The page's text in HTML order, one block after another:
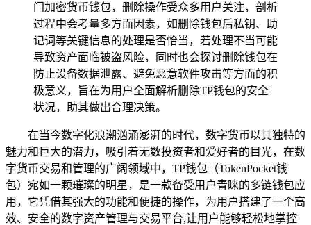
门加密货币钱包，删除操作受众多用户关注，剖析
过程中会考量多方面因素，如删除钱包后私钥、助
记词等关键信息的处理是否恰当，若处理不当可能
导致资产面临被盗风险，同时也会探讨删除钱包在
防止设备数据泄露、避免恶意软件攻击等方面的积
极意义，旨在为用户全面解析删除TP钱包的安全
状况，助其做出合理决策。
在当今数字化浪潮汹涌澎湃的时代，数字货币以其独特的
魅力和巨大的潜力，吸引着无数投资者和爱好者的目光，在数
字货币交易和管理的广阔领域中，TP钱包（TokenPocket钱
包）宛如一颗璀璨的明星，是一款备受用户青睐的多链钱包应
用，它凭借其强大的功能和便捷的操作，为用户搭建了一个高
效、安全的数字资产管理与交易平台,让用户能够轻松地掌控